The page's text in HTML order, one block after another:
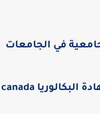
في الجامعات
منح الدراسة في كندا لحاملي شهادة البكالوريا canada